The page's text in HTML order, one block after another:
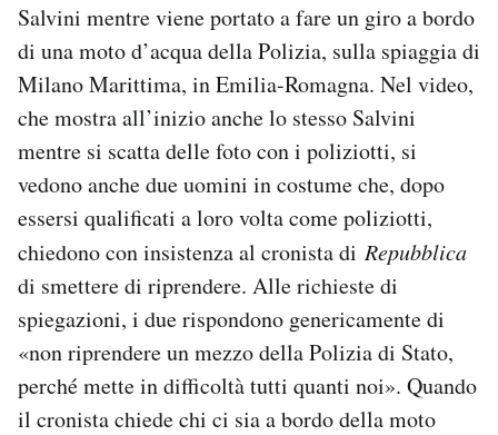
CALENDARIO
AREA PERSONALE
Area Personale
Newsletter
Notifiche mobile
Regala il Post
Hai bisogno di aiuto?
Esci
Salvini mentre viene portato a fare un giro a bordo
di una moto d’acqua della Polizia, sulla spiaggia di
Milano Marittima, in Emilia-Romagna. Nel video,
che mostra all’inizio anche lo stesso Salvini
mentre si scatta delle foto con i poliziotti, si
vedono anche due uomini in costume che, dopo
essersi qualificati a loro volta come poliziotti,
chiedono con insistenza al cronista di Repubblica
di smettere di riprendere. Alle richieste di
spiegazioni, i due rispondono genericamente di
«non riprendere un mezzo della Polizia di Stato,
perché mette in difficoltà tutti quanti noi». Quando
il cronista chiede chi ci sia a bordo della moto